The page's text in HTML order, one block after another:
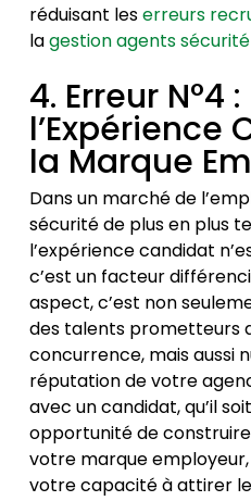
réduisant leserreurs
lagestion agents sécurité
4. Erreur N°4
l’Expérience
la Marque
Dans un marché de
sécurité de plus en plus
l’expérience candidat
c’est un facteur
aspect, c’est non
des talents prometteurs
concurrence, mais aussi
réputation de votre
avec un candidat, qu’il
opportunité de
votre marque
votre capacité à attirer